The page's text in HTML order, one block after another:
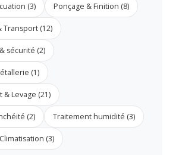
(3) Ponçage & Finition (8)
Transport (12)
sécurité (2)
(1)
Levage (21)
(2) Traitement humidité (3)
(3)